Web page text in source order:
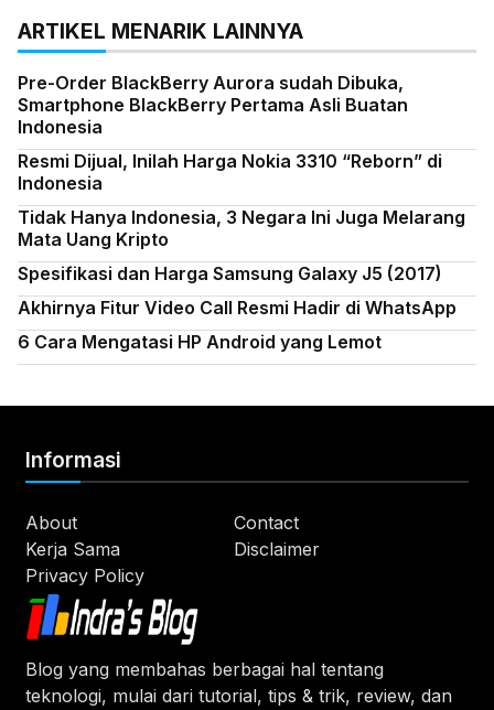
ARTIKEL MENARIK LAINNYA
Pre-Order BlackBerry Aurora sudah Dibuka,
Smartphone BlackBerry Pertama Asli Buatan
Indonesia
Resmi Dijual, Inilah Harga Nokia 3310 “Reborn” di
Indonesia
Tidak Hanya Indonesia, 3 Negara Ini Juga Melarang
Mata Uang Kripto
Spesifikasi dan Harga Samsung Galaxy J5 (2017)
Akhirnya Fitur Video Call Resmi Hadir di WhatsApp
6 Cara Mengatasi HP Android yang Lemot
Blog yang membahas berbagai hal tentang
teknologi, mulai dari tutorial, tips & trik, review, dan
Informasi
About
Contact
Kerja Sama
Disclaimer
Privacy Policy